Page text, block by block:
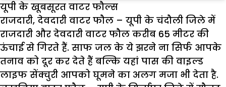
यूपी के खूबसूरत वाटर फौल्स
राजदारी, देवदारी वाटर फौल – यूपी के चंदौली जिले में
राजदारी और देवदारी वाटर फौल करीब 65 मीटर की
ऊंचाई से गिरते हैं. साफ जल के ये झरने ना सिर्फ आपके
तनाव को दूर कर देते हैं बल्कि यहां पास की वाइल्ड
लाइफ सेंक्चुरी आपको घूमने का अलग मजा भी देता है.